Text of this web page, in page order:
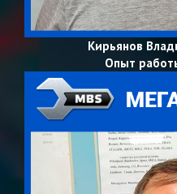
Кирьянов
Опыт